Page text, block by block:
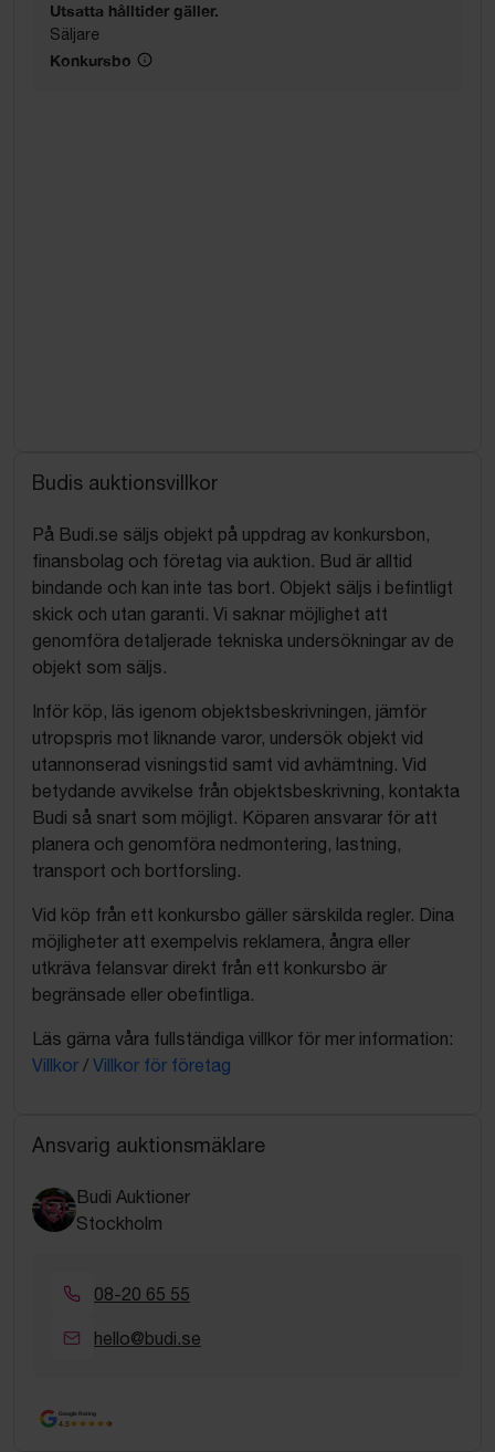
Utsatta hålltider gäller.
Säljare
Konkursbo
Budis auktionsvillkor
På Budi.se säljs objekt på uppdrag av konkursbon,
finansbolag och företag via auktion. Bud är alltid
bindande och kan inte tas bort. Objekt säljs i befintligt
skick och utan garanti. Vi saknar möjlighet att
genomföra detaljerade tekniska undersökningar av de
objekt som säljs.
Inför köp, läs igenom objektsbeskrivningen, jämför
utropspris mot liknande varor, undersök objekt vid
utannonserad visningstid samt vid avhämtning. Vid
betydande avvikelse från objektsbeskrivning, kontakta
Budi så snart som möjligt. Köparen ansvarar för att
planera och genomföra nedmontering, lastning,
transport och bortforsling.
Vid köp från ett konkursbo gäller särskilda regler. Dina
möjligheter att exempelvis reklamera, ångra eller
utkräva felansvar direkt från ett konkursbo är
begränsade eller obefintliga.
Läs gärna våra fullständiga villkor för mer information:
Villkor / Villkor för företag
Ansvarig auktionsmäklare
Budi Auktioner
Stockholm
08-20 65 55
hello@budi.se
Google Rating
4.5